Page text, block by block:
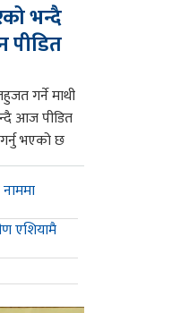
भन्दै
पीडित
गर्ने माथी
आज पीडित
भएको छ
एशियामै